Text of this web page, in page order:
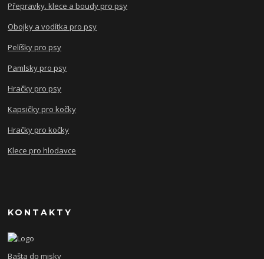
Přepravky. klece a boudy pro psy
Obojky a vodítka pro psy
Pelíšky pro psy
Pamlsky pro psy
Hračky pro psy
Kapsičky pro kočky
Hračky pro kočky
Klece pro hlodavce
KONTAKTY
Bašta do misky